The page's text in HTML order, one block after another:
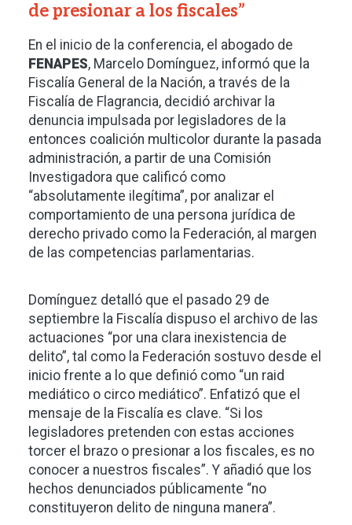
de presionar a los fiscales”
En el inicio de la conferencia, el abogado de
FENAPES, Marcelo Domínguez, informó que la
Fiscalía General de la Nación, a través de la
Fiscalía de Flagrancia, decidió archivar la
denuncia impulsada por legisladores de la
entonces coalición multicolor durante la pasada
administración, a partir de una Comisión
Investigadora que calificó como
“absolutamente ilegítima”, por analizar el
comportamiento de una persona jurídica de
derecho privado como la Federación, al margen
de las competencias parlamentarias.
Domínguez detalló que el pasado 29 de
septiembre la Fiscalía dispuso el archivo de las
actuaciones “por una clara inexistencia de
delito”, tal como la Federación sostuvo desde el
inicio frente a lo que definió como “un raid
mediático o circo mediático”. Enfatizó que el
mensaje de la Fiscalía es clave. “Si los
legisladores pretenden con estas acciones
torcer el brazo o presionar a los fiscales, es no
conocer a nuestros fiscales”. Y añadió que los
hechos denunciados públicamente “no
constituyeron delito de ninguna manera”.